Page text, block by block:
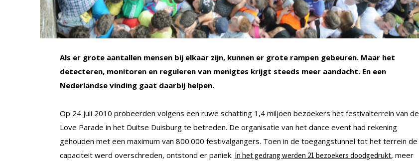
Als er grote aantallen mensen bij elkaar zijn, kunnen er grote rampen gebeuren. Maar het
detecteren, monitoren en reguleren van menigtes krijgt steeds meer aandacht. En een
Nederlandse vinding gaat daarbij helpen.
Op 24 juli 2010 probeerden volgens een ruwe schatting 1,4 miljoen bezoekers het festivalterrein van de
Love Parade in het Duitse Duisburg te betreden. De organisatie van het dance event had rekening
gehouden met een maximum van 800.000 festivalgangers. Toen in de toegangstunnel tot het terrein de
capaciteit werd overschreden, ontstond er paniek. In het gedrang werden 21 bezoekers doodgedrukt, meer